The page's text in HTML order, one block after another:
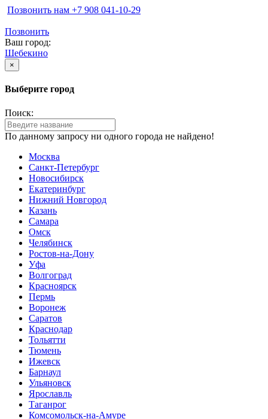
Позвонить нам ‪+7 908 041-10-29
Позвонить
Ваш город:
Шебекино
×
Выберите город
Поиск:
По данному запросу ни одного города не найдено!
Москва
Санкт-Петербург
Новосибирск
Екатеринбург
Нижний Новгород
Казань
Самара
Омск
Челябинск
Ростов-на-Дону
Уфа
Волгоград
Красноярск
Пермь
Воронеж
Саратов
Краснодар
Тольятти
Тюмень
Ижевск
Барнаул
Ульяновск
Ярославль
Таганрог
Комсомольск-на-Амуре